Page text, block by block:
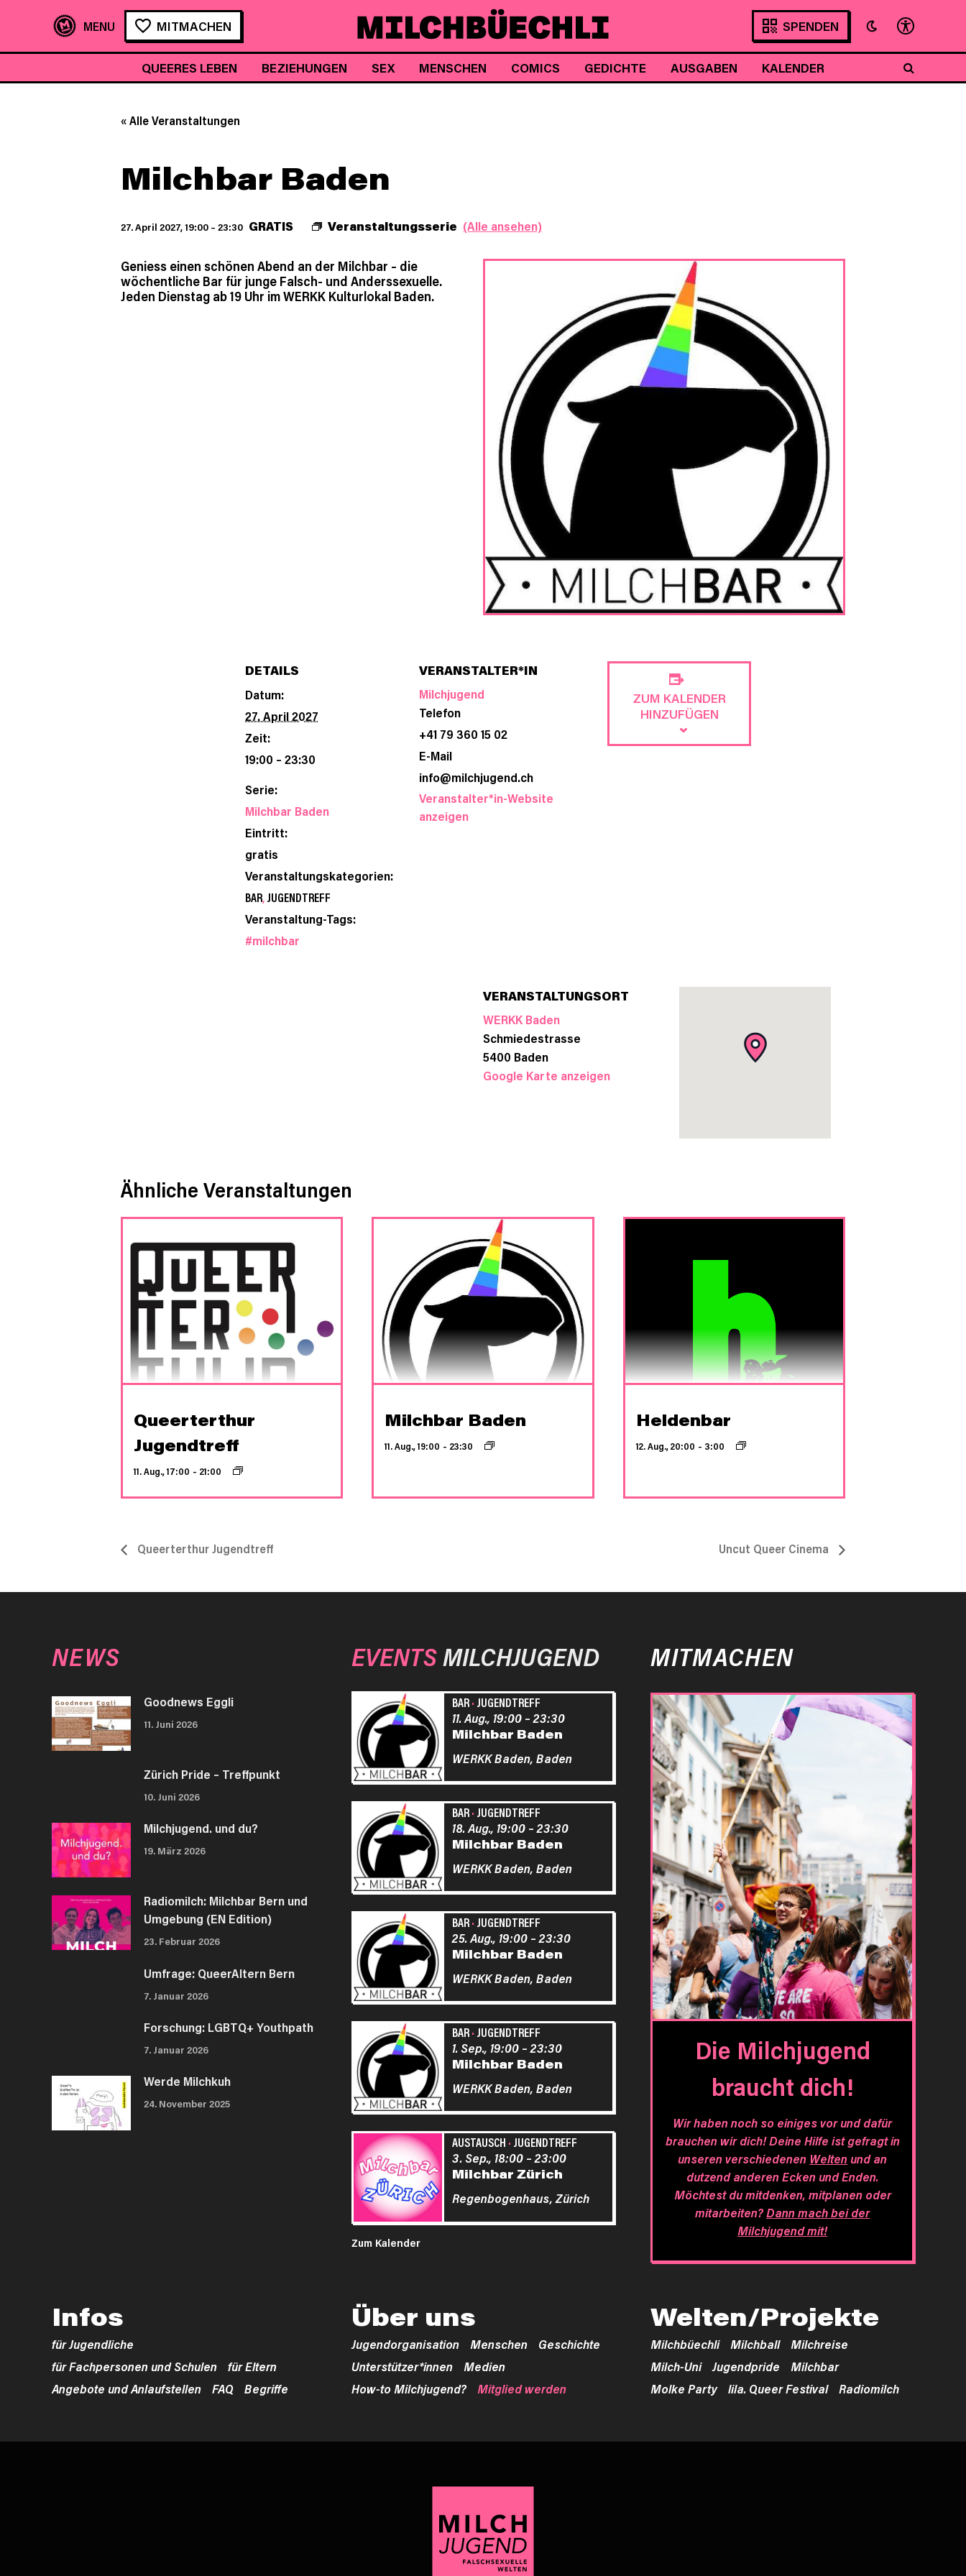
MITMACHEN SPENDEN
QUEERES LEBEN BEZIEHUNGEN SEX MENSCHEN COMICS GEDICHTE AUSGABEN KALENDER
« Alle Veranstaltungen
Milchbar Baden
27. April 2027, 19:00 – 23:30 Veranstaltungsserie (Alle ansehen)
GRATIS
Geniess einen schönen Abend an der Milchbar – die
wöchentliche Bar für junge Falsch- und Anderssexuelle.
Jeden Dienstag ab 19 Uhr im WERKK Kulturlokal Baden.
ZUM KALENDER
HINZUFÜGEN
DETAILS
Datum:
27. April 2027
Zeit:
19:00 – 23:30
Serie:
Milchbar Baden
Eintritt:
gratis
Veranstaltungskategorien:
BAR,JUGENDTREFF
Veranstaltung-Tags:
#milchbar
VERANSTALTER*IN
Milchjugend
Telefon
+41 79 360 15 02
E-Mail
info@milchjugend.ch
Veranstalter*in-Website
anzeigen
VERANSTALTUNGSORT
WERKK Baden
Schmiedestrasse
5400 Baden
Google Karte anzeigen
Ähnliche Veranstaltungen
Queerterthur
Jugendtreff
11. Aug., 17:00 – 21:00
Milchbar Baden
11. Aug., 19:00 – 23:30
Heldenbar
12. Aug., 20:00 – 3:00
Queerterthur Jugendtreff Uncut Queer Cinema
NEWS
Goodnews Eggli
11. Juni 2026
Zürich Pride – Treffpunkt
10. Juni 2026
Milchjugend. und du?
19. März 2026
Radiomilch: Milchbar Bern und
Umgebung (EN Edition)
23. Februar 2026
Umfrage: QueerAltern Bern
7. Januar 2026
Forschung: LGBTQ+ Youthpath
7. Januar 2026
Werde Milchkuh
24. November 2025
EVENTSMILCHJUGEND
BAR· JUGENDTREFF
Milchbar Baden
11. Aug., 19:00 –23:30
WERKK Baden,Baden
BAR· JUGENDTREFF
Milchbar Baden
18. Aug., 19:00 –23:30
WERKK Baden,Baden
BAR· JUGENDTREFF
Milchbar Baden
25. Aug., 19:00 –23:30
WERKK Baden,Baden
BAR· JUGENDTREFF
Milchbar Baden
1. Sep., 19:00 –23:30
WERKK Baden,Baden
AUSTAUSCH · JUGENDTREFF
Milchbar Zürich
3. Sep., 18:00 –23:00
Regenbogenhaus,Zürich
Zum Kalender
MITMACHEN
Die Milchjugend
braucht dich!
Wir haben noch so einiges vor und dafür
brauchen wir dich! Deine Hilfe ist gefragt in
unseren verschiedenen Weltenund an
dutzend anderen Ecken und Enden.
Möchtest du mitdenken, mitplanen oder
mitarbeiten?Dann mach bei der
Milchjugend mit!
Infos
für Jugendliche
für Fachpersonen und Schulen
für Eltern
Angebote und Anlaufstellen
FAQ Begriffe
Über uns
Jugendorganisation Menschen
Geschichte
Unterstützer*innen
Medien
How-to Milchjugend?
Mitglied werden
Welten/Projekte
Milchbüechli Milchball
Milchreise
Milch-Uni
Jugendpride
Milchbar
Molke Party
lila. Queer Festival Radiomilch